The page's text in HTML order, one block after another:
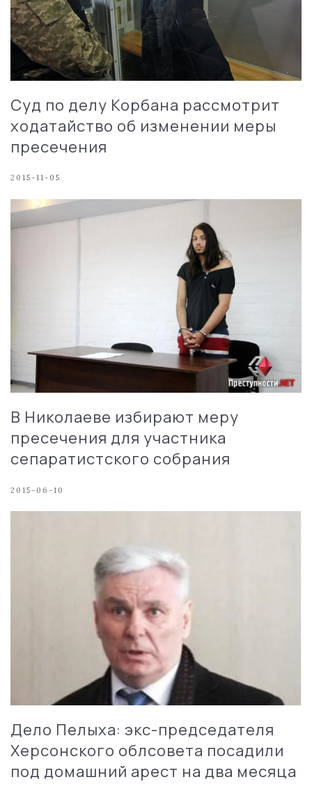
Суд по делу Корбана рассмотрит
ходатайство об изменении меры
пресечения
2015-11-05
В Николаеве избирают меру
пресечения для участника
сепаратистского собрания
2015-06-10
Дело Пелыха: экс-председателя
Херсонского облсовета посадили
под домашний арест на два месяца